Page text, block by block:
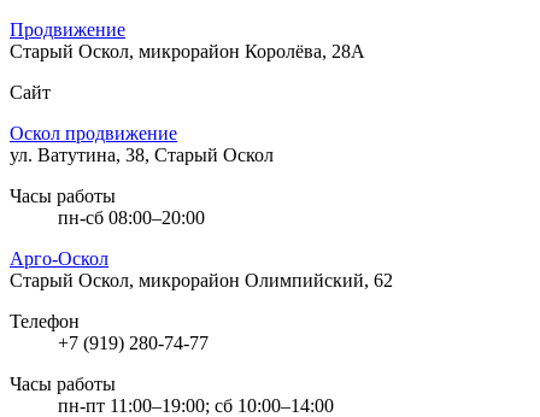
Продвижение
Старый Оскол, микрорайон Королёва, 28А
Сайт
Оскол продвижение
ул. Ватутина, 38, Старый Оскол
Часы работы
пн-сб 08:00–20:00
Арго-Оскол
Старый Оскол, микрорайон Олимпийский, 62
Телефон
+7 (919) 280-74-77
Часы работы
пн-пт 11:00–19:00; сб 10:00–14:00